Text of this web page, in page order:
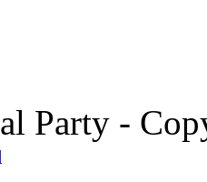
Party -